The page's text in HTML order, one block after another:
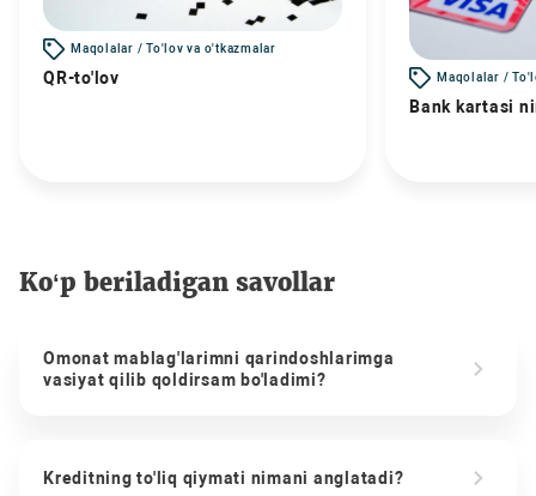
Maqolalar / To'lov va o'tkazmalar
QR-to'lov Maqolalar /
Bank kartasi
Ko‘p beriladigan savollar
Omonat mablag'larimni qarindoshlarimga
vasiyat qilib qoldirsam bo'ladimi?
Kreditning to'liq qiymati nimani anglatadi?